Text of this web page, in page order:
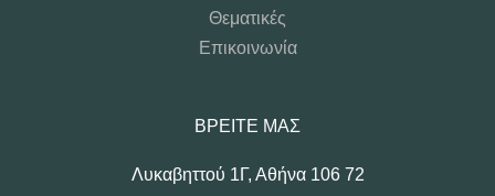
Θεματικές
Επικοινωνία
ΒΡΕΊΤΕ ΜΑΣ
Λυκαβηττού 1Γ, Αθήνα 106 72